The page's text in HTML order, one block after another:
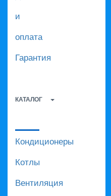
и
оплата
Гарантия
КАТАЛОГ
Кондиционеры
Котлы
Вентиляция